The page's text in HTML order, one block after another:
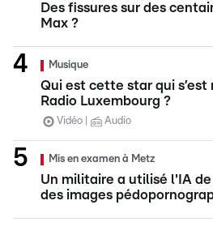
Des fissures sur des
Max ?
Musique
Qui est cette star qui s’est
Radio Luxembourg ?
Vidéo Audio
Mis en examen à Metz
Un militaire a utilisé l'IA
des images